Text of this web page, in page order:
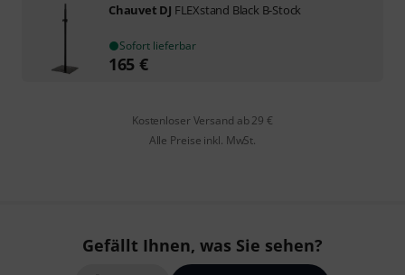
Chauvet DJ FLEXstand Black B-Stock
Sofort lieferbar
165 €
Kostenloser Versand ab 29 €
Alle Preise inkl. MwSt.
Gefällt Ihnen, was Sie sehen?